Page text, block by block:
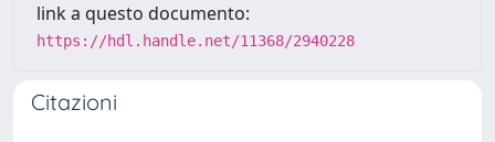
link a questo documento:
https://hdl.handle.net/11368/2940228
Citazioni